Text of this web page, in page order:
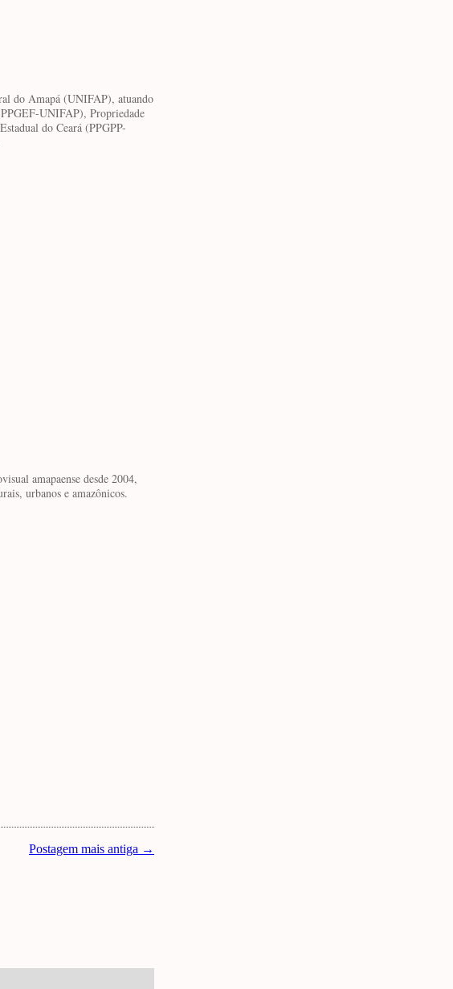
do Amapá (UNIFAP), atuando
UNIFAP), Propriedade
do Ceará (PPGPP-
amapaense desde 2004,
urbanos e amazônicos.
Postagem mais antiga →